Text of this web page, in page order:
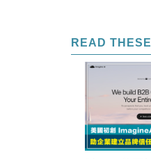
READ THESE